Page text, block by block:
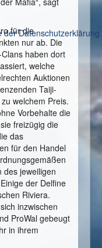
für die
nur ab. Die
haben dort
welche
Auktionen
Taiji-
welchem Preis.
Vorbehalte die
freizügig die
das
für den Handel
des jeweiligen
der Delfine
Riviera.
inzwischen
ProWal gebeugt
in ihrem
Datenschutzerklärung